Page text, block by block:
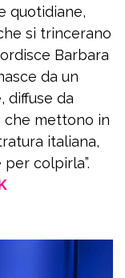
quotidiane,
si trincerano
Barbara
da un
diffuse da
che mettono in
italiana,
colpirla”.